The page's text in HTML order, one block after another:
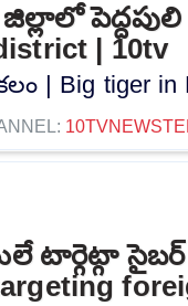
| 10tv
| Big tiger in
టార్గెట్గా